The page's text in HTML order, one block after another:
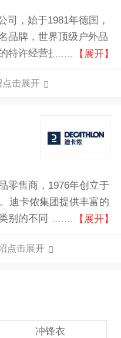
司，始于1981年德国，
品牌，世界顶级户外品
特许经营授权商之一，
【展开】
击展开
零售商，1976年创立于
迪卡侬集团提供丰富的
别的不同，目前拥有超
供运动服饰、装备以及
【展开】
点击展开
冲锋衣